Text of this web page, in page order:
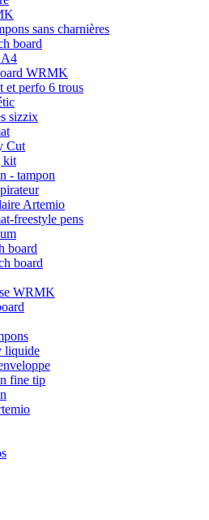
sans charnières
board
A4
WRMK
et perfo 6 trous
sizzix
Cut
kit
- tampon
Artemio
freestyle pens
board
board
WRMK
liquide
fine tip